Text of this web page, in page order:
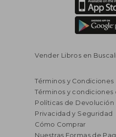
Vender Libros en
Términos y Condiciones
Términos y condiciones
Políticas de Devolución
Privacidad y Seguridad
Cómo Comprar
Nuestras Formas de